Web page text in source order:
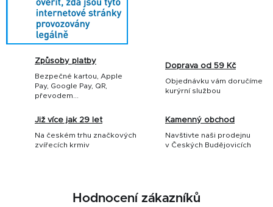
Způsoby platby
Bezpečné kartou, Apple
Pay, Google Pay, QR,
převodem...
Doprava od 59 Kč
Objednávku vám doručíme
kurýrní službou
Již více jak 29 let
Na českém trhu značkových
zvířecích krmiv
Kamenný obchod
Navštivte naši prodejnu
v Českých Budějovicích
Hodnocení zákazníků